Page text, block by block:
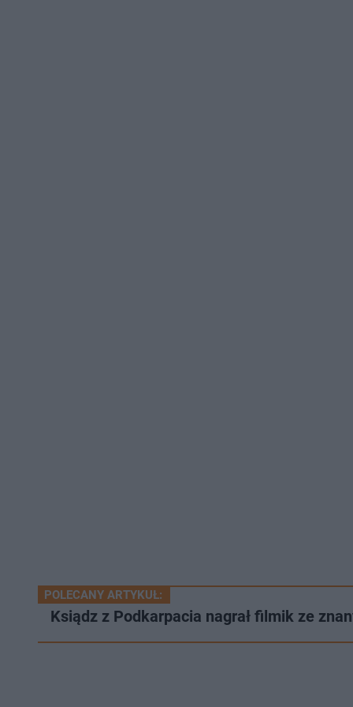
POLECANY ARTYKUŁ:
Ksiądz z Podkarpacia nagrał filmik ze